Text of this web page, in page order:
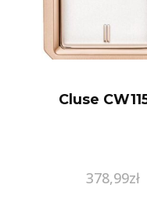
Cluse
378,99zł